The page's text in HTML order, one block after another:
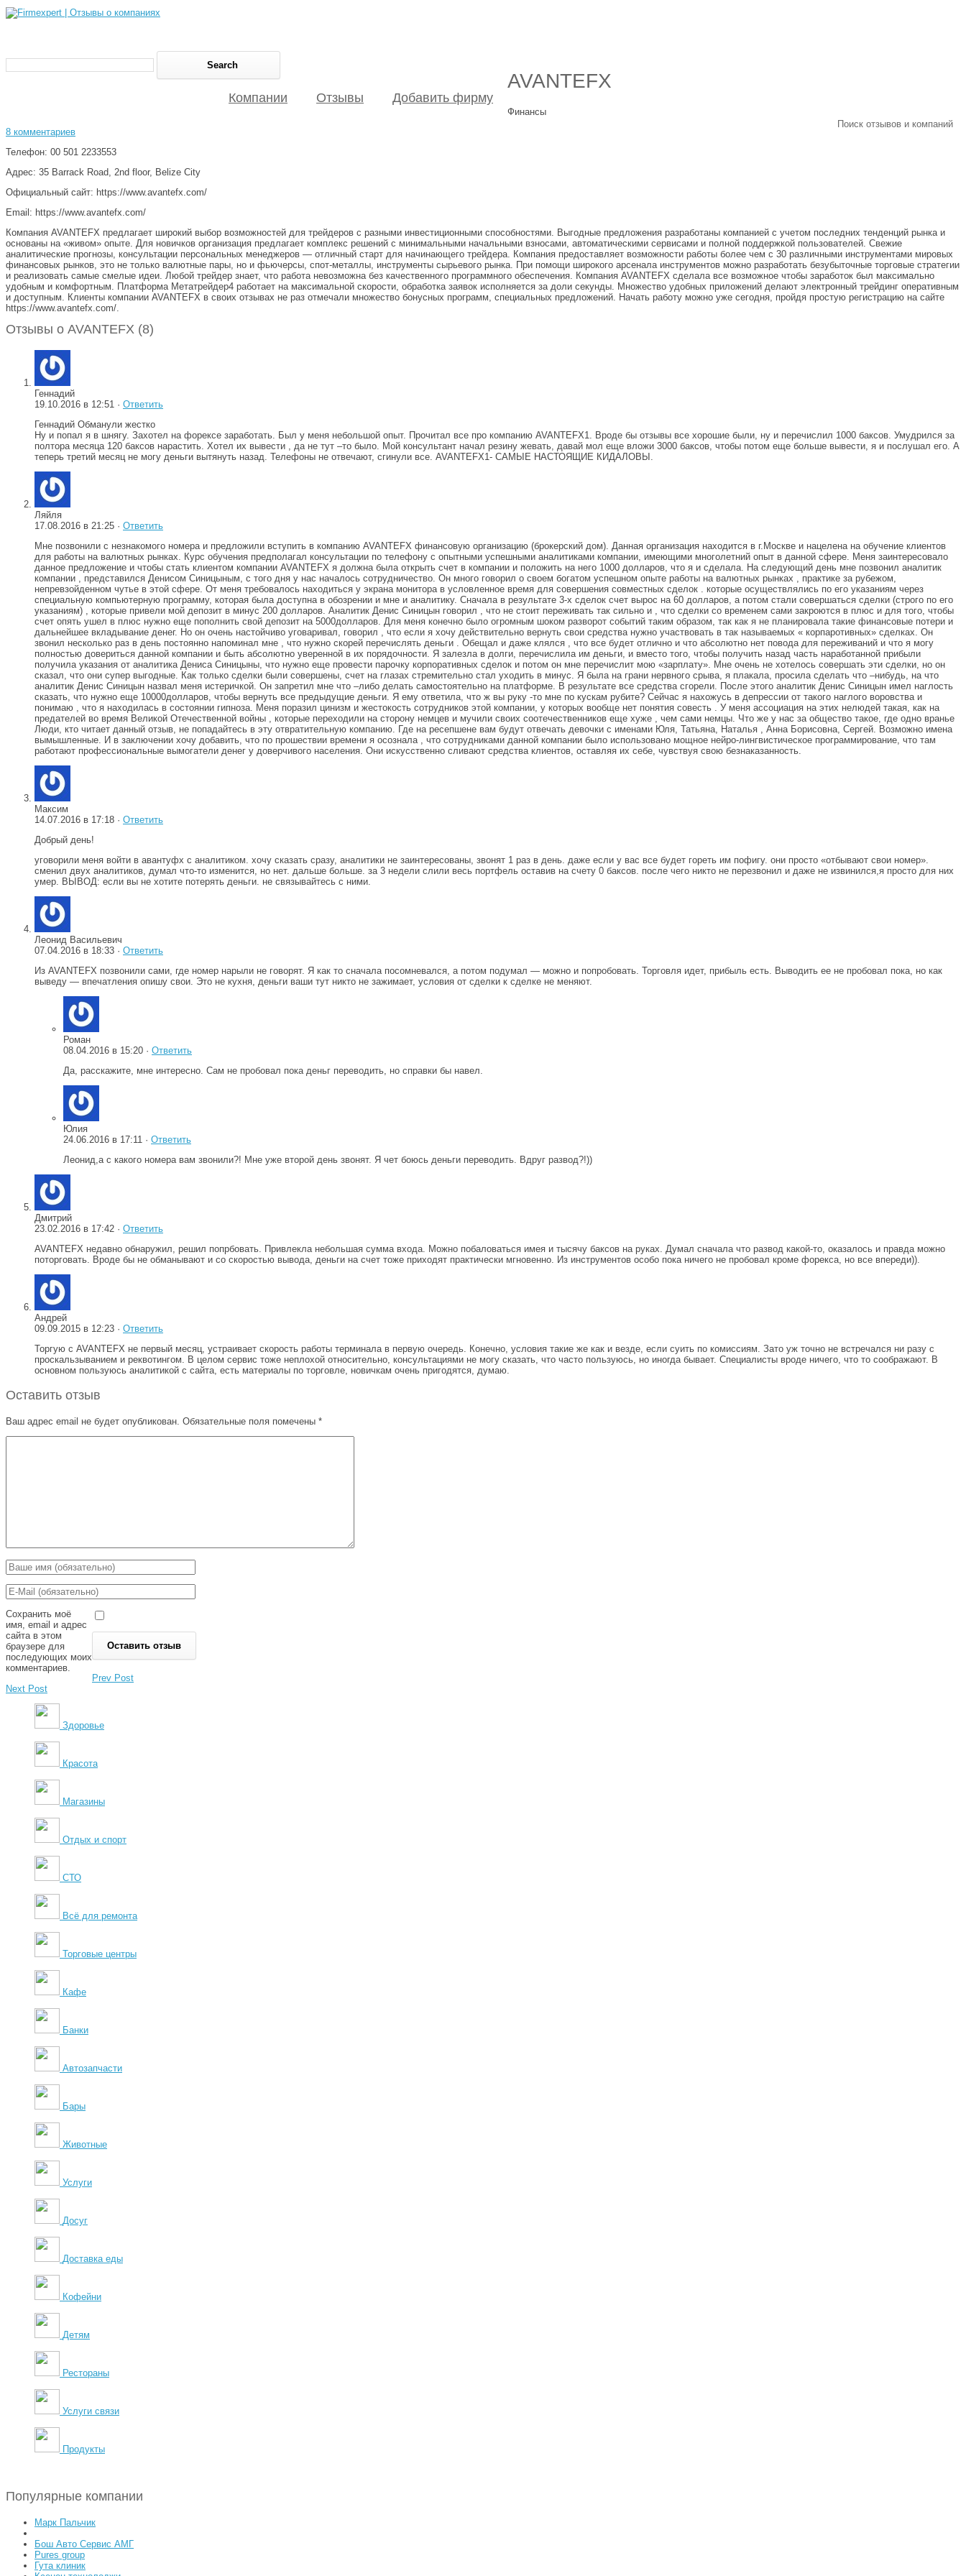
Поиск отзывов и компаний
Компании Отзывы Добавить фирму
AVANTEFX
Финансы
8 комментариев
Телефон: 00 501 2233553
Адрес: 35 Barrack Road‎, 2nd floor, Belize City
Официальный сайт: https://www.avantefx.com/
Email: https://www.avantefx.com/
Компания AVANTEFX предлагает широкий выбор возможностей для трейдеров с разными инвестиционными способностями. Выгодные предложения разработаны компанией с учетом последних тенденций рынка и
основаны на «живом» опыте. Для новичков организация предлагает комплекс решений с минимальными начальными взносами, автоматическими сервисами и полной поддержкой пользователей. Свежие
аналитические прогнозы, консультации персональных менеджеров — отличный старт для начинающего трейдера. Компания предоставляет возможности работы более чем с 30 различными инструментами мировых
финансовых рынков, это не только валютные пары, но и фьючерсы, спот-металлы, инструменты сырьевого рынка. При помощи широкого арсенала инструментов можно разработать безубыточные торговые стратегии
и реализовать самые смелые идеи. Любой трейдер знает, что работа невозможна без качественного программного обеспечения. Компания AVANTEFX сделала все возможное чтобы заработок был максимально
удобным и комфортным. Платформа Метатрейдер4 работает на максимальной скорости, обработка заявок исполняется за доли секунды. Множество удобных приложений делают электронный трейдинг оперативным
и доступным. Клиенты компании AVANTEFX в своих отзывах не раз отмечали множество бонусных программ, специальных предложений. Начать работу можно уже сегодня, пройдя простую регистрацию на сайте
https://www.avantefx.com/.
Отзывы о AVANTEFX (8)
Геннадий
19.10.2016 в 12:51 · Ответить
Геннадий Обманули жестко
Ну и попал я в шнягу. Захотел на форексе заработать. Был у меня небольшой опыт. Прочитал все про компанию AVANTEFX1. Вроде бы отзывы все хорошие были, ну и перечислил 1000 баксов. Умудрился за
полтора месяца 120 баксов нарастить. Хотел их вывести , да не тут –то было. Мой консультант начал резину жевать, давай мол еще вложи 3000 баксов, чтобы потом еще больше вывести, я и послушал его. А
теперь третий месяц не могу деньги вытянуть назад. Телефоны не отвечают, сгинули все. AVANTEFX1- САМЫЕ НАСТОЯЩИЕ КИДАЛОВЫ.
Ляйля
17.08.2016 в 21:25 · Ответить
Мне позвонили с незнакомого номера и предложили вступить в компанию AVANTEFX финансовую организацию (брокерский дом). Данная организация находится в г.Москве и нацелена на обучение клиентов
для работы на валютных рынках. Курс обучения предполагал консультации по телефону с опытными успешными аналитиками компании, имеющими многолетний опыт в данной сфере. Меня заинтересовало
данное предложение и чтобы стать клиентом компании AVANTEFX я должна была открыть счет в компании и положить на него 1000 долларов, что я и сделала. На следующий день мне позвонил аналитик
компании , представился Денисом Синицыным, с того дня у нас началось сотрудничество. Он много говорил о своем богатом успешном опыте работы на валютных рынках , практике за рубежом,
непревзойденном чутье в этой сфере. От меня требовалось находиться у экрана монитора в условленное время для совершения совместных сделок . которые осуществлялись по его указаниям через
специальную компьютерную программу, которая была доступна в обозрении и мне и аналитику. Сначала в результате 3-х сделок счет вырос на 60 долларов, а потом стали совершаться сделки (строго по его
указаниям) , которые привели мой депозит в минус 200 долларов. Аналитик Денис Синицын говорил , что не стоит переживать так сильно и , что сделки со временем сами закроются в плюс и для того, чтобы
счет опять ушел в плюс нужно еще пополнить свой депозит на 5000долларов. Для меня конечно было огромным шоком разворот событий таким образом, так как я не планировала такие финансовые потери и
дальнейшее вкладывание денег. Но он очень настойчиво уговаривал, говорил , что если я хочу действительно вернуть свои средства нужно участвовать в так называемых « корпаротивных» сделках. Он
звонил несколько раз в день постоянно напоминал мне , что нужно скорей перечислять деньги . Обещал и даже клялся , что все будет отлично и что абсолютно нет повода для переживаний и что я могу
полностью довериться данной компании и быть абсолютно уверенной в их порядочности. Я залезла в долги, перечислила им деньги, и вместо того, чтобы получить назад часть наработанной прибыли
получила указания от аналитика Дениса Синицыны, что нужно еще провести парочку корпоративных сделок и потом он мне перечислит мою «зарплату». Мне очень не хотелось совершать эти сделки, но он
сказал, что они супер выгодные. Как только сделки были совершены, счет на глазах стремительно стал уходить в минус. Я была на грани нервного срыва, я плакала, просила сделать что –нибудь, на что
аналитик Денис Синицын назвал меня истеричкой. Он запретил мне что –либо делать самостоятельно на платформе. В результате все средства сгорели. После этого аналитик Денис Синицын имел наглость
сказать, что нужно еще 10000долларов, чтобы вернуть все предыдущие деньги. Я ему ответила, что ж вы руку -то мне по кускам рубите? Сейчас я нахожусь в депрессии от такого наглого воровства и
понимаю , что я находилась в состоянии гипноза. Меня поразил цинизм и жестокость сотрудников этой компании, у которых вообще нет понятия совесть . У меня ассоциация на этих нелюдей такая, как на
предателей во время Великой Отечественной войны , которые переходили на сторону немцев и мучили своих соотечественников еще хуже , чем сами немцы. Что же у нас за общество такое, где одно вранье
Люди, кто читает данный отзыв, не попадайтесь в эту отвратительную компанию. Где на ресепшене вам будут отвечать девочки с именами Юля, Татьяна, Наталья , Анна Борисовна, Сергей. Возможно имена
вымышленные. И в заключении хочу добавить, что по прошествии времени я осознала , что сотрудниками данной компании было использовано мощное нейро-лингвистическое программирование, что там
работают профессиональные вымогатели денег у доверчивого населения. Они искусственно сливают средства клиентов, оставляя их себе, чувствуя свою безнаказанность.
Максим
14.07.2016 в 17:18 · Ответить
Добрый день!
уговорили меня войти в авантуфх с аналитиком. хочу сказать сразу, аналитики не заинтересованы, звонят 1 раз в день. даже если у вас все будет гореть им пофигу. они просто «отбывают свои номер».
сменил двух аналитиков, думал что-то изменится, но нет. дальше больше. за 3 недели слили весь портфель оставив на счету 0 баксов. после чего никто не перезвонил и даже не извинился,я просто для них
умер. ВЫВОД: если вы не хотите потерять деньги. не связывайтесь с ними.
Леонид Васильевич
07.04.2016 в 18:33 · Ответить
Из AVANTEFX позвонили сами, где номер нарыли не говорят. Я как то сначала посомневался, а потом подумал — можно и попробовать. Торговля идет, прибыль есть. Выводить ее не пробовал пока, но как
выведу — впечатления опишу свои. Это не кухня, деньги ваши тут никто не зажимает, условия от сделки к сделке не меняют.
Роман
08.04.2016 в 15:20 · Ответить
Да, расскажите, мне интересно. Сам не пробовал пока деньг переводить, но справки бы навел.
Юлия
24.06.2016 в 17:11 · Ответить
Леонид,а с какого номера вам звонили?! Мне уже второй день звонят. Я чет боюсь деньги переводить. Вдруг развод?!))
Дмитрий
23.02.2016 в 17:42 · Ответить
AVANTEFX недавно обнаружил, решил попрбовать. Привлекла небольшая сумма входа. Можно побаловаться имея и тысячу баксов на руках. Думал сначала что развод какой-то, оказалось и правда можно
поторговать. Вроде бы не обманывают и со скоростью вывода, деньги на счет тоже приходят практически мгновенно. Из инструментов особо пока ничего не пробовал кроме форекса, но все впереди)).
Андрей
09.09.2015 в 12:23 · Ответить
Торгую с AVANTEFX не первый месяц, устраивает скорость работы терминала в первую очередь. Конечно, условия такие же как и везде, если суить по комиссиям. Зато уж точно не встречался ни разу с
проскальзыванием и реквотингом. В целом сервис тоже неплохой относительно, консультациями не могу сказать, что часто пользуюсь, но иногда бывает. Специалисты вроде ничего, что то соображают. В
основном пользуюсь аналитикой с сайта, есть материалы по торговле, новичкам очень пригодятся, думаю.
Оставить отзыв
Ваш адрес email не будет опубликован. Обязательные поля помечены *
Сохранить моё
имя, email и адрес
сайта в этом
браузере для
последующих моих
комментариев.
Prev Post
Next Post
Здоровье
Красота
Магазины
Отдых и спорт
СТО
Всё для ремонта
Торговые центры
Кафе
Банки
Автозапчасти
Бары
Животные
Услуги
Досуг
Доставка еды
Кофейни
Детям
Рестораны
Услуги связи
Продукты
Популярные компании
Марк Пальчик
Бош Авто Сервис АМГ
Pures group
Гута клиник